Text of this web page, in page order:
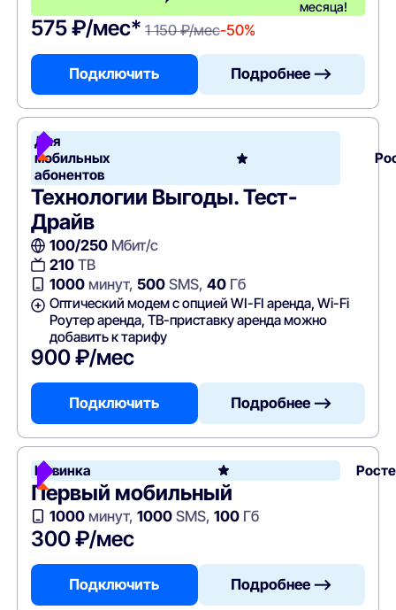
месяца!
575 ₽/мес* 1 150 ₽/мес-50%
Подключить Подробнее —>
Для
мобильных
абонентов
Технологии Выгоды. Тест-
Драйв
100/250Мбит/с
210ТВ
1000минут, 500SMS, 40Гб
Оптический модем с опцией WI-FI аренда, Wi-Fi
Роутер аренда, ТВ-приставку аренда можно
добавить к тарифу
900 ₽/мес
Подключить Подробнее —>
Новинка
Первый мобильный
1000минут, 1000SMS, 100Гб
300 ₽/мес
Подключить Подробнее —>